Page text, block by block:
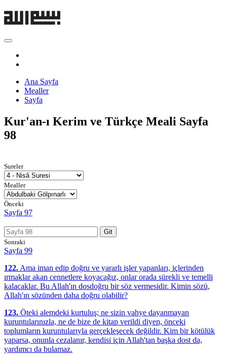
Ana Sayfa
Mealler
Sayfa
Kur'an-ı Kerim ve Türkçe Meali Sayfa
98
Sureler
Mealler
Önceki
Sayfa 97
Git
Sonraki
Sayfa 99
122. Ama iman edip doğru ve yararlı işler yapanları, içlerinden
ırmaklar akan cennetlere koyacağız, onlar orada sürekli ve temelli
kalacaklar. Bu Allah'ın dosdoğru bir söz vermesidir. Kimin sözü,
Allah'ın sözünden daha doğru olabilir?
123. Öteki alemdeki kurtuluş; ne sizin vahye dayanmayan
kuruntularınızla, ne de bize de kitap verildi diyen, önceki
toplumların kuruntularıyla gerçekleşecek değildir. Kim bir kötülük
yaparsa, onunla cezalanır, kendisi için Allah'tan başka dost da,
yardımcı da bulamaz.